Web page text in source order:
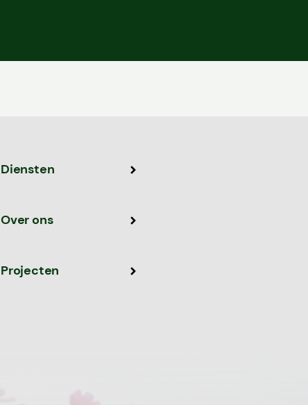
Diensten
Over ons
Projecten